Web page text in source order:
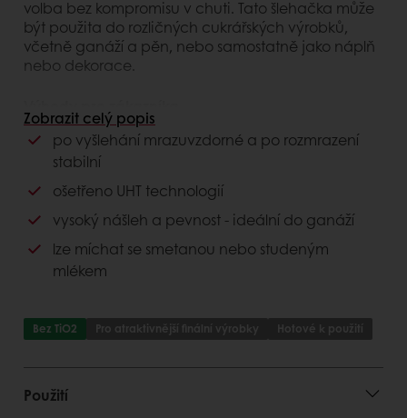
volba bez kompromisu v chuti. Tato šlehačka může
být použita do rozličných cukrářských výrobků,
včetně ganáží a pěn, nebo samostatně jako náplň
nebo dekorace.
snadné použití
neotevřené balení není potřeba skladovat v
lednici
vysoký nášleh a pevnost
skvělá stabilita: trvanlivost po vyšlehání 3 dny
Výhody pro spotřebitele
lehká konzistence a méně kalorií
lepší a vzhled cukrářských výrobků
Zobrazit celý popis
po vyšlehání mrazuvzdorné a po rozmrazení
stabilní
ošetřeno UHT technologií
vysoký nášleh a pevnost - ideální do ganáží
lze míchat se smetanou nebo studeným
mlékem
Bez TiO2 Pro atraktivnější finální výrobky Hotové k použití
Použití